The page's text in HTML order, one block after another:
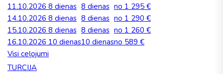
11.10.2026 8 dienas 8 dienas no 1 295 €
14.10.2026 8 dienas 8 dienas no 1 290 €
15.10.2026 8 dienas 8 dienas no 1 260 €
16.10.2026 10 dienas10 dienasno 589 €
Visi ceļojumi
TURCIJA